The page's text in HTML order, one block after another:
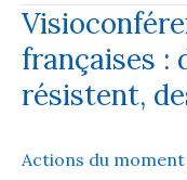
pour
les
DFCI
en
?
françaises :
résistent,
Actions du moment